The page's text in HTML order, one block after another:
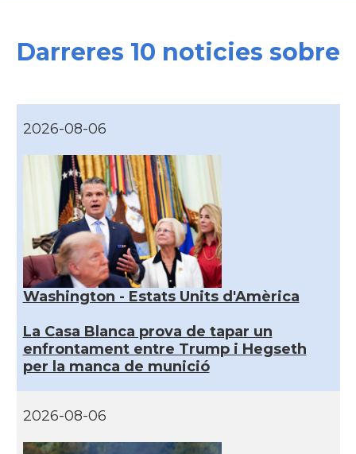
Darreres 10 noticies sobre
2026-08-06
Washington - Estats Units d'Amèrica
La Casa Blanca prova de tapar un
enfrontament entre Trump i Hegseth
per la manca de munició
2026-08-06